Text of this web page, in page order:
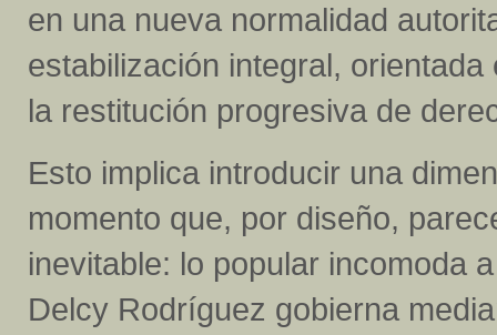
en una nueva normalidad
estabilización integral,
la restitución progresiva de
Esto implica introducir una
momento que, por diseño,
inevitable: lo popular incomoda
Delcy Rodríguez gobierna